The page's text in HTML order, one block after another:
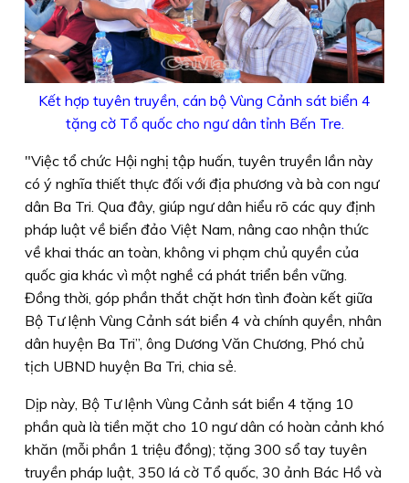
Kết hợp tuyên truyền, cán bộ Vùng Cảnh sát biển 4
tặng cờ Tổ quốc cho ngư dân tỉnh Bến Tre.
"Việc tổ chức Hội nghị tập huấn, tuyên truyền lần này
có ý nghĩa thiết thực đối với địa phương và bà con ngư
dân Ba Tri. Qua đây, giúp ngư dân hiểu rõ các quy định
pháp luật về biển đảo Việt Nam, nâng cao nhận thức
về khai thác an toàn, không vi phạm chủ quyền của
quốc gia khác vì một nghề cá phát triển bền vững.
Đồng thời, góp phần thắt chặt hơn tình đoàn kết giữa
Bộ Tư lệnh Vùng Cảnh sát biển 4 và chính quyền, nhân
dân huyện Ba Tri”, ông Dương Văn Chương, Phó chủ
tịch UBND huyện Ba Tri, chia sẻ.
Dịp này, Bộ Tư lệnh Vùng Cảnh sát biển 4 tặng 10
phần quà là tiền mặt cho 10 ngư dân có hoàn cảnh khó
khăn (mỗi phần 1 triệu đồng); tặng 300 sổ tay tuyên
truyền pháp luật, 350 lá cờ Tổ quốc, 30 ảnh Bác Hồ và